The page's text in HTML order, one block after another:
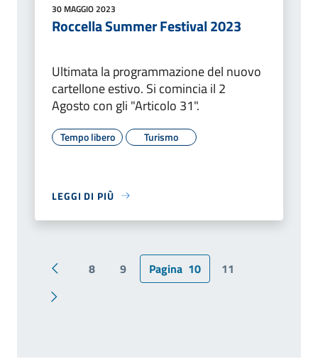
30 MAGGIO 2023
Roccella Summer Festival 2023
Ultimata la programmazione del nuovo
cartellone estivo. Si comincia il 2
Agosto con gli "Articolo 31".
Tempo libero Turismo
LEGGI DI PIÙ
Pagina precedente
8 9 Pagina 10 11
Pagina successiva